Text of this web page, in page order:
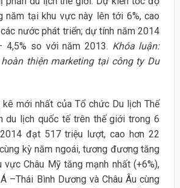
năm tại khu vực này lên tới 6%, cao
nước phát triển; dự tính năm 2014
4,5% so với năm 2013. Khóa luận:
thiện marketing tại công ty Du
kê mới nhất của Tổ chức Du lịch Thế
du lịch quốc tế trên thế giới trong 6
đạt 517 triệu lượt, cao hơn 22
kỳ năm ngoái, tương đương tăng
vực Châu Mỹ tăng mạnh nhất (+6%),
–Thái Bình Dương và Châu Âu cùng